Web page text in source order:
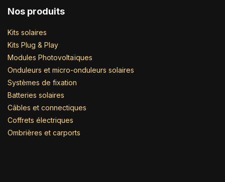
Nos produits
Kits solaires
Kits Plug & Play
Modules Photovoltaïques
Onduleurs et micro-onduleurs solaires
Systèmes de fixation
Batteries solaires
Câbles et connectiques
Coffrets électriques
Ombrières et carports